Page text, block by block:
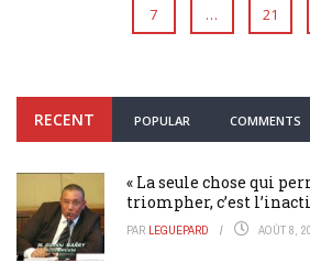
7 … 21
RECENT POPULAR COMMENTS
« La seule chose qui
triompher, c’est
PAR LEGUEPARD AOÛT 8,